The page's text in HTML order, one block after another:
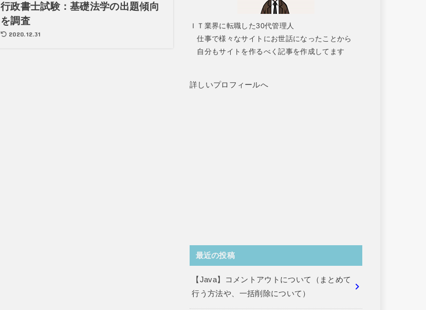
行政書士試験：基礎法学の出題傾向
を調査
2020.12.31
ＩＴ業界に転職した30代管理人
仕事で様々なサイトにお世話になったことから
自分もサイトを作るべく記事を作成してます
詳しいプロフィールへ
最近の投稿
【Java】コメントアウトについて（まとめて
行う方法や、一括削除について）